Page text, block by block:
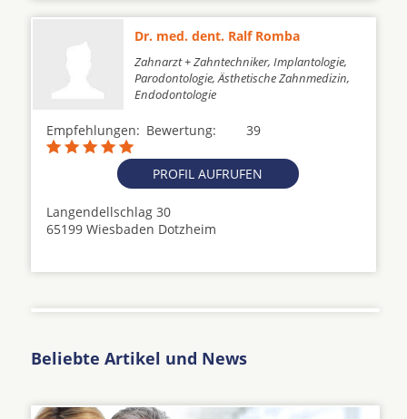
Dr. med. dent. Ralf Romba
Zahnarzt + Zahntechniker, Implantologie,
Parodontologie, Ästhetische Zahnmedizin,
Endodontologie
Empfehlungen: 39
Bewertung:
PROFIL AUFRUFEN
Langendellschlag 30
65199 Wiesbaden Dotzheim
Beliebte Artikel und News